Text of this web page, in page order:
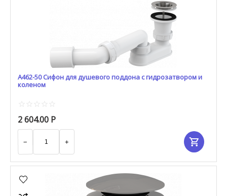
A462-50 Сифон для душевого поддона с гидрозатвором и
коленом
2 604.00 Р
+
−